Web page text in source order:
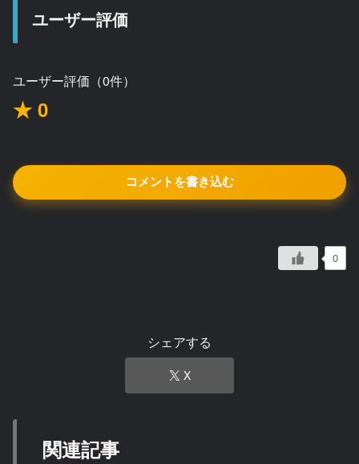
ユーザー評価
ユーザー評価（0件）
★ 0
コメントを書き込む
0
シェアする
X
関連記事